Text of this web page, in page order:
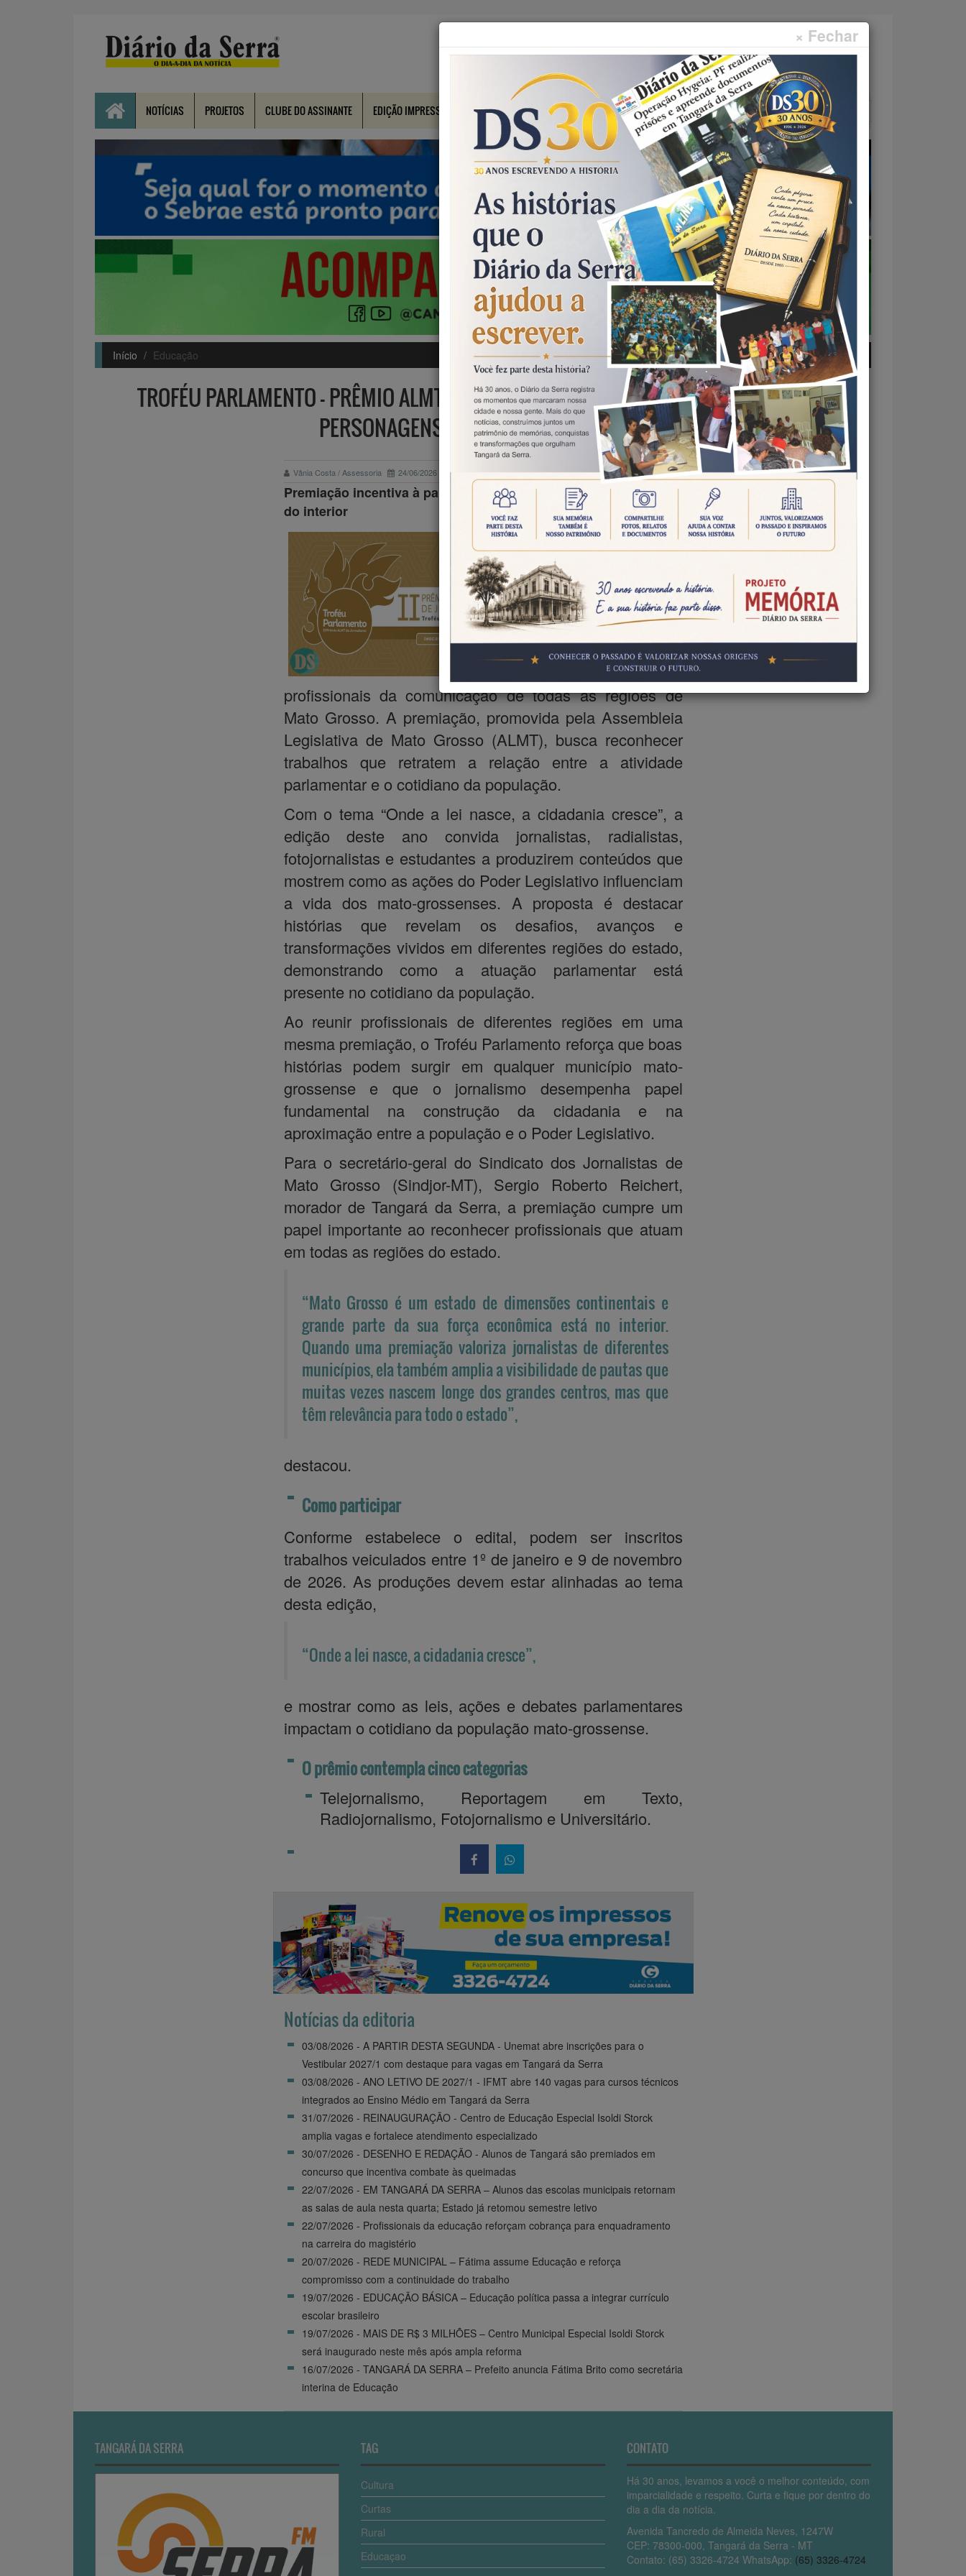
× Fechar
Faça sua pesquisa...
NOTÍCIAS PROJETOS CLUBE DO ASSINANTE EDIÇÃO IMPRESSA CONTATO
Início Educação
TROFÉU PARLAMENTO – PRÊMIO ALMT DE JORNALISMO BUSCA REVELAR HISTÓRIAS E
PERSONAGENS DE TODO MATO GROSSO
Vânia Costa / Assessoria 24/06/2026
Premiação incentiva à participação de profissionais da capital e
do interior
A segunda edição do
Prêmio ALMT de
Jornalismo – Troféu
Parlamento reforça seu
caráter estadual ao
incentivar a
participação de
profissionais da comunicação de todas as regiões de
Mato Grosso. A premiação, promovida pela Assembleia
Legislativa de Mato Grosso (ALMT), busca reconhecer
trabalhos que retratem a relação entre a atividade
parlamentar e o cotidiano da população.
Com o tema “Onde a lei nasce, a cidadania cresce”, a
edição deste ano convida jornalistas, radialistas,
fotojornalistas e estudantes a produzirem conteúdos que
mostrem como as ações do Poder Legislativo influenciam
a vida dos mato-grossenses. A proposta é destacar
histórias que revelam os desafios, avanços e
transformações vividos em diferentes regiões do estado,
demonstrando como a atuação parlamentar está
presente no cotidiano da população.
Ao reunir profissionais de diferentes regiões em uma
mesma premiação, o Troféu Parlamento reforça que boas
histórias podem surgir em qualquer município mato-
grossense e que o jornalismo desempenha papel
fundamental na construção da cidadania e na
aproximação entre a população e o Poder Legislativo.
Para o secretário-geral do Sindicato dos Jornalistas de
Mato Grosso (Sindjor-MT), Sergio Roberto Reichert,
morador de Tangará da Serra, a premiação cumpre um
papel importante ao reconhecer profissionais que atuam
em todas as regiões do estado.
“Mato Grosso é um estado de dimensões continentais e
grande parte da sua força econômica está no interior.
Quando uma premiação valoriza jornalistas de diferentes
municípios, ela também amplia a visibilidade de pautas que
muitas vezes nascem longe dos grandes centros, mas que
têm relevância para todo o estado”,
destacou.
Como participar
Conforme estabelece o edital, podem ser inscritos
trabalhos veiculados entre 1º de janeiro e 9 de novembro
de 2026. As produções devem estar alinhadas ao tema
desta edição,
“Onde a lei nasce, a cidadania cresce”,
e mostrar como as leis, ações e debates parlamentares
impactam o cotidiano da população mato-grossense.
O prêmio contempla cinco categorias
Telejornalismo, Reportagem em Texto,
Radiojornalismo, Fotojornalismo e Universitário.
Notícias da editoria
03/08/2026 - A PARTIR DESTA SEGUNDA - Unemat abre inscrições para o
Vestibular 2027/1 com destaque para vagas em Tangará da Serra
03/08/2026 - ANO LETIVO DE 2027/1 - IFMT abre 140 vagas para cursos técnicos
integrados ao Ensino Médio em Tangará da Serra
31/07/2026 - REINAUGURAÇÃO - Centro de Educação Especial Isoldi Storck
amplia vagas e fortalece atendimento especializado
30/07/2026 - DESENHO E REDAÇÃO - Alunos de Tangará são premiados em
concurso que incentiva combate às queimadas
22/07/2026 - EM TANGARÁ DA SERRA – Alunos das escolas municipais retornam
as salas de aula nesta quarta; Estado já retomou semestre letivo
22/07/2026 - Profissionais da educação reforçam cobrança para enquadramento
na carreira do magistério
20/07/2026 - REDE MUNICIPAL – Fátima assume Educação e reforça
compromisso com a continuidade do trabalho
19/07/2026 - EDUCAÇÃO BÁSICA – Educação política passa a integrar currículo
escolar brasileiro
19/07/2026 - MAIS DE R$ 3 MILHÕES – Centro Municipal Especial Isoldi Storck
será inaugurado neste mês após ampla reforma
16/07/2026 - TANGARÁ DA SERRA – Prefeito anuncia Fátima Brito como secretária
interina de Educação
TANGARÁ DA SERRA TAG
Cultura
Curtas
Rural
Educaçao
CONTATO
Há 30 anos, levamos a você o melhor conteúdo, com
imparcialidade e respeito. Curta e fique por dentro do
dia a dia da notícia.
Avenida Tancredo de Almeida Neves, 1247W
CEP: 78300-000, Tangará da Serra - MT
Contato: (65) 3326-4724 WhatsApp: (65) 3326-4724